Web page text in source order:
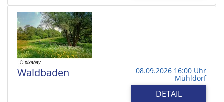
Waldbaden 08.09.2026 16:00 Uhr
Mühldorf
DETAIL